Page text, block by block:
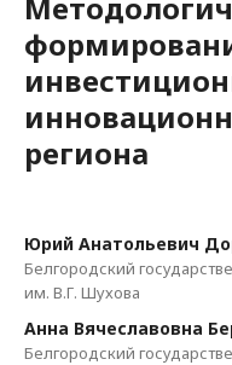
региона
Юрий Анатольевич
Белгородский
им. В.Г. Шухова
Анна Вячеславовна
Белгородский